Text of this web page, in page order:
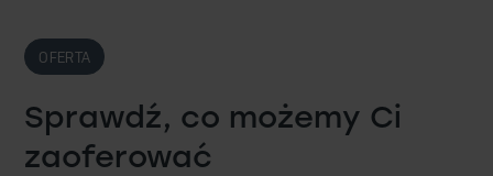
OFERTA
Sprawdź, co możemy Ci
zaoferować